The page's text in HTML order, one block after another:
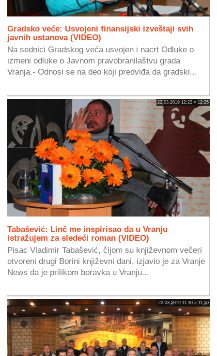
Gradsko veće: Usvojeni finansijski izveštaji svih
javnih ustanova (VIDEO)
Na sednici Gradskog veća usvojen i nacrt Odluke o
izmeni odluke o Javnom pravobranilaštvu grada
Vranja.- Odnosi se na deo koji predviđa da gradski...
22.03.2019 12:22 » 12:25
Tabašević: Linč me inspirisao da u Vranju
istražujem za sledeći roman (VIDEO)
Pisac Vladimir Tabašević, čijom su književnom večeri
otvoreni drugi Borini književni dani, izjavio je za Vranje
News da je prilikom boravka u Vranju...
22.03.2019 11:30 » 11:50